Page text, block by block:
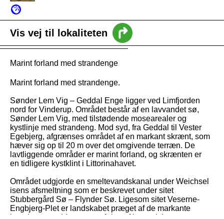
intro
Nyheder
Vis vej til lokaliteten
Marint forland med strandenge
Marint forland med strandenge.
Sønder Lem Vig – Geddal Enge ligger ved Limfjorden
nord for Vinderup. Området består af en lavvandet sø,
Sønder Lem Vig, med tilstødende mosearealer og
kystlinje med strandeng. Mod syd, fra Geddal til Vester
Egebjerg, afgrænses området af en markant skrænt, som
hæver sig op til 20 m over det omgivende terræn. De
lavtliggende områder er marint forland, og skrænten er
en tidligere kystklint i Littorinahavet.
Området udgjorde en smeltevandskanal under Weichsel
isens afsmeltning som er beskrevet under sitet
Stubbergård Sø – Flynder Sø. Ligesom sitet Veserne-
Engbjerg-Plet er landskabet præget af de markante
havniveauændringer, som følge af isostatisk